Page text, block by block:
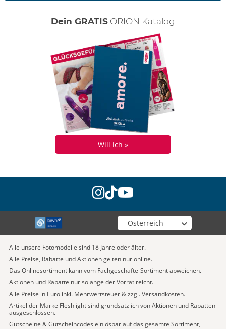
Dein GRATIS ORION Katalog
Will ich »
instagram
tiktok
youtube
Wähle deinen Shop
Alle unsere Fotomodelle sind 18 Jahre oder älter.
Alle Preise, Rabatte und Aktionen gelten nur online.
Das Onlinesortiment kann vom Fachgeschäfte-Sortiment abweichen.
Aktionen und Rabatte nur solange der Vorrat reicht.
Alle Preise in Euro inkl. Mehrwertsteuer & zzgl. Versandkosten.
Artikel der Marke Fleshlight sind grundsätzlich von Aktionen und Rabatten
ausgeschlossen.
Gutscheine & Gutscheincodes einlösbar auf das gesamte Sortiment,